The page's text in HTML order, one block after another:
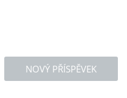
NOVÝ PŘÍSPĚVEK